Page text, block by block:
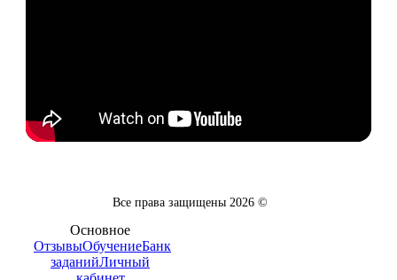
Все права защищены2026 ©
Основное
ОтзывыОбучениеБанк
заданийЛичный